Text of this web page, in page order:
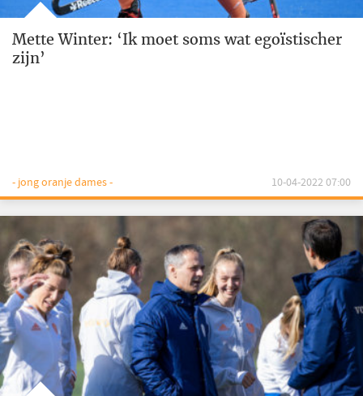
Mette Winter: ‘Ik moet soms wat egoïstischer
zijn’
- jong oranje dames - 10-04-2022 07:00